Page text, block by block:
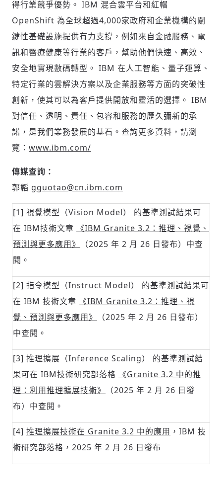
得行業競爭優勢。 IBM 混合雲平台和紅帽
OpenShift 為全球超過4,000家政府和企業機構的關
鍵性基礎設施提供有力支撐，例如來自金融服務、電
訊和醫療健康等行業的客戶，幫助他們快速、高效、
安全地實現數碼轉型。 IBM 在人工智能、量子運算、
特定行業的雲解決方案以及企業服務等方面的突破性
創新，使其可以為客戶提供開放和靈活的選擇。 IBM
對信任、透明、責任、包容和服務的歷久彌新的承
諾，是我們業務發展的基石。查詢更多資料，請瀏
覽： www.ibm.com/
傳媒查詢：
郭韜 gguotao@cn.ibm.com
[1] 視覺模型（Vision Model） 的基準測試結果可
在 IBM技術文章
《IBM Granite 3.2：推理、視覺、
預測與更多應用》
（2025 年 2 月 26 日發布）中查
閱。
[2] 指令模型（Instruct Model） 的基準測試結果可
在 IBM 技術文章
《IBM Granite 3.2：推理、視
覺、預測與更多應用》
（2025 年 2 月 26 日發布）
中查閱。
[3] 推理擴展（Inference Scaling） 的基準測試結
果可在 IBM技術研究部落格
《Granite 3.2 中的推
理：利用推理擴展技術》
（2025 年 2 月 26 日發
布）中查閱。
[4] 推理擴展技術在 Granite 3.2 中的應用 ，IBM 技
術研究部落格，2025 年 2 月 26 日發布